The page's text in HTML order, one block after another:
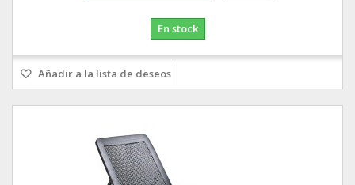
En stock
Añadir a la lista de deseos